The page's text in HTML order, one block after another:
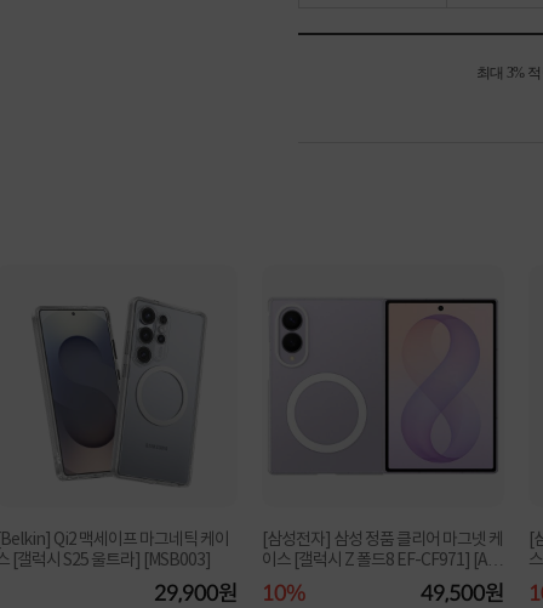
최대 3%
[Belkin] Qi2 맥세이프 마그네틱 케이
스 [갤럭시 S25 울트라] [MSB003]
29,900원
[삼성전자] 삼성 정품 클리어 마그넷 케
이스 [갤럭시 Z 폴드8 EF-CF971] [AR
필름2...
10% 49,500원
[